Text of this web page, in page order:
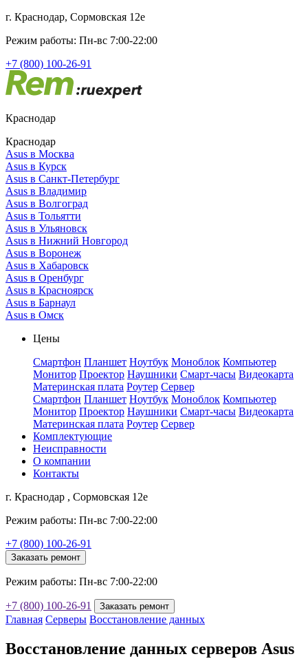
г. Краснодар, Сормовская 12е
Режим работы: Пн-вс 7:00-22:00
+7 (800) 100-26-91
Краснодар
Краснодар
Asus в Москва
Asus в Курск
Asus в Санкт-Петербург
Asus в Владимир
Asus в Волгоград
Asus в Тольятти
Asus в Ульяновск
Asus в Нижний Новгород
Asus в Воронеж
Asus в Хабаровск
Asus в Оренбург
Asus в Красноярск
Asus в Барнаул
Asus в Омск
Цены
Смартфон Планшет Ноутбук Моноблок Компьютер
Монитор Проектор Наушники Смарт-часы Видеокарта
Материнская плата Роутер Сервер
Смартфон Планшет Ноутбук Моноблок Компьютер
Монитор Проектор Наушники Смарт-часы Видеокарта
Материнская плата Роутер Сервер
Комплектующие
Неисправности
О компании
Контакты
г. Краснодар , Сормовская 12е
Режим работы: Пн-вс 7:00-22:00
+7 (800) 100-26-91
Заказать ремонт
Режим работы: Пн-вс 7:00-22:00
+7 (800) 100-26-91 Заказать ремонт
Главная Серверы Восстановление данных
Восстановление данных серверов Asus